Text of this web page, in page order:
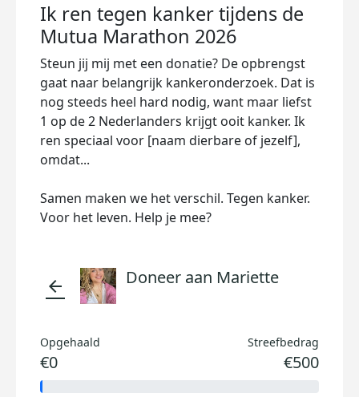
Ik ren tegen kanker tijdens de
Mutua Marathon 2026
Steun jij mij met een donatie? De opbrengst
gaat naar belangrijk kankeronderzoek. Dat is
nog steeds heel hard nodig, want maar liefst
1 op de 2 Nederlanders krijgt ooit kanker. Ik
ren speciaal voor [naam dierbare of jezelf],
omdat...
Samen maken we het verschil. Tegen kanker.
Voor het leven. Help je mee?
arrow_back Doneer aan Mariette
Opgehaald
€0
Streefbedrag
€500